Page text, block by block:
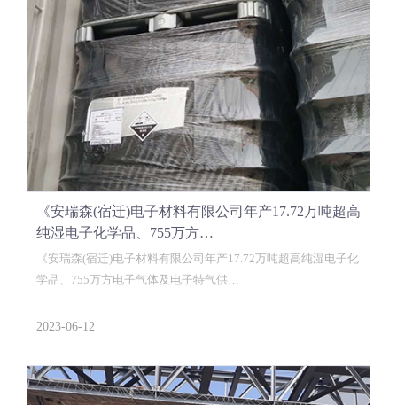
《安瑞森(宿迁)电子材料有限公司年产17.72万吨超高
纯湿电子化学品、755万方…
《安瑞森(宿迁)电子材料有限公司年产17.72万吨超高纯湿电子化
学品、755万方电子气体及电子特气供…
2023-06-12